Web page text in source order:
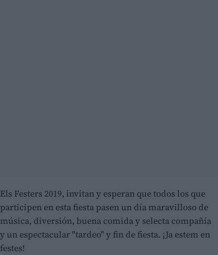
Els Festers 2019, invitan y esperan que todos los que
participen en esta fiesta pasen un día maravilloso de
música, diversión, buena comida y selecta compañía
y un espectacular "tardeo" y fin de fiesta. ¡Ja estem en
festes!